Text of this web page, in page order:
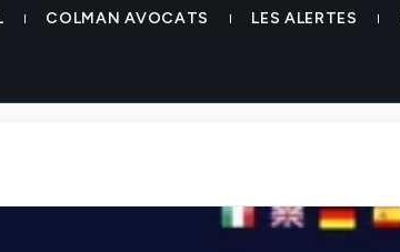
COLMAN AVOCATS LES ALERTES